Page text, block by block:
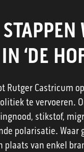
‘DE
Rutger Castricum
te vervoeren.
stikstof,
polarisatie. Waar
van enkel